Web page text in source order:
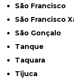
São Francisco
São Francisco
São Gonçalo
Tanque
Taquara
Tijuca